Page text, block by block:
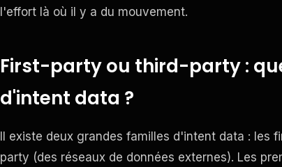
l'effort là où il y a du mouvement.
First-party ou third-party :
d'intent data ?
Il existe deux grandes familles d'intent data : les
party (des réseaux de données externes). Les